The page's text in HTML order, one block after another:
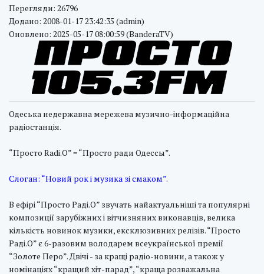
Перегляди: 26796
Додано: 2008-01-17 23:42:35 (admin)
Оновлено: 2025-05-17 08:00:59 (BanderaTV)
Одеська недержавна мережева музично-інформаційна
радіостанція.
“Просто Radi.O” = “Просто ради Одессы”.
Слоган: “Новий рок і музика зі смаком”.
В ефірі “Просто Раді.О” звучать найактуальніші та популярні
композиції зарубіжних і вітчизняних виконавців, велика
кількість новинок музики, ексклюзивних релізів. “Просто
Раді.О” є 6-разовим володарем всеукраїнської премії
“Золоте Перо”. Двічі - за кращі радіо-новини, а також у
номінаціях “кращий хіт-парад”, “краща розважальна